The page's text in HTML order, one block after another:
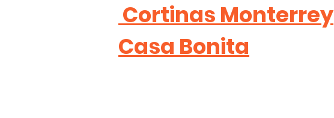
Cortinas Monterrey
Casa Bonita